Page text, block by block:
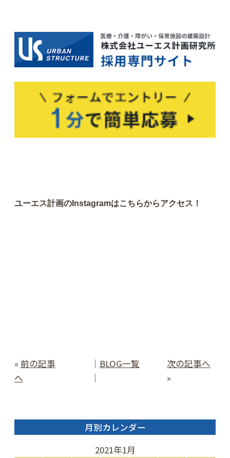
ユーエス計画のInstagramはこちらからアクセス！
« 前の記事
へ
│ BLOG一覧
│
次の記事へ
»
月別カレンダー
2021年1月